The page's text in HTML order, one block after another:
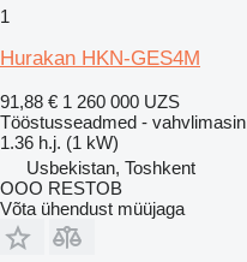
1
Hurakan HKN-GES4M
91,88 € 1 260 000 UZS
Tööstusseadmed - vahvlimasin
1.36 h.j. (1 kW)
Usbekistan, Toshkent
OOO RESTOB
Võta ühendust müüjaga